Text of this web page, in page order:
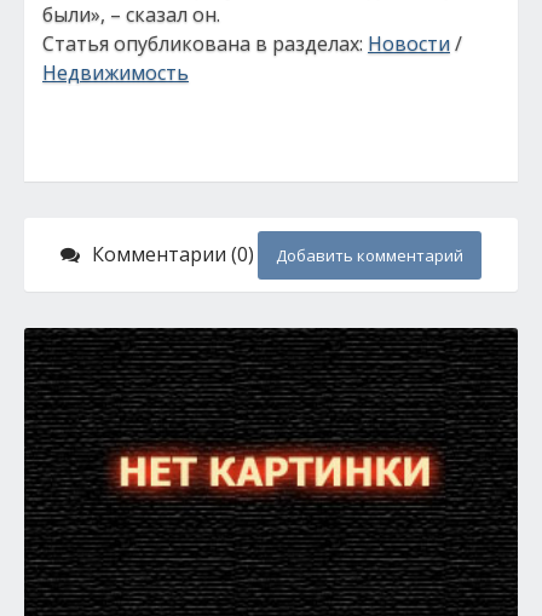
были», – сказал он.
Статья опубликована в разделах: Новости/
Недвижимость
Комментарии (0) Добавить комментарий